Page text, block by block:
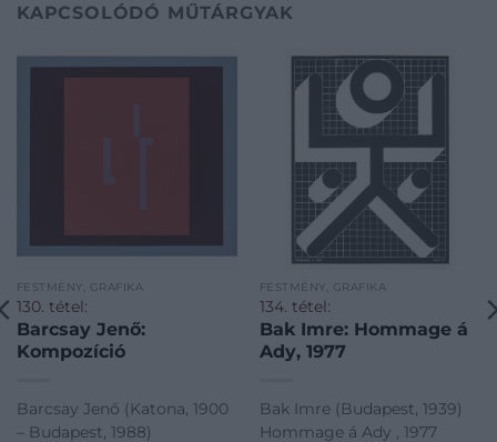
KAPCSOLÓDÓ MŰTÁRGYAK
FESTMÉNY, GRAFIKA
130. tétel:
Barcsay Jenő:
Kompozíció
Barcsay Jenő (Katona, 1900
– Budapest, 1988)
FESTMÉNY, GRAFIKA
134. tétel:
Bak Imre: Hommage á
Ady, 1977
Bak Imre (Budapest, 1939)
Hommage á Ady , 1977